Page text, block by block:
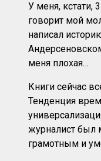
У меня, кстати,
говорит мой
написал
меня плохая…
Книги сейчас
Тенденция
журналист был
грамотным и